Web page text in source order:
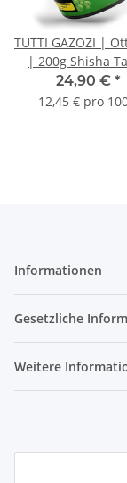
TUTTI GAZOZI |
| 200g Shisha
24,90 € *
12,45 € pro
Informationen
Gesetzliche
Weitere